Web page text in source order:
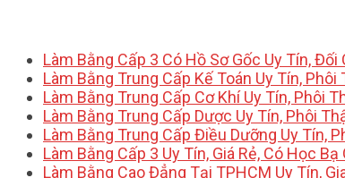
Làm Bằng Cấp 3 Có Hồ Sơ Gốc Uy Tín,
Làm Bằng Trung Cấp Kế Toán Uy Tín, Phôi
Làm Bằng Trung Cấp Cơ Khí Uy Tín, Phôi
Làm Bằng Trung Cấp Dược Uy Tín, Phôi
Làm Bằng Trung Cấp Điều Dưỡng Uy Tín,
Làm Bằng Cấp 3 Uy Tín, Giá Rẻ, Có Học Bạ
Làm Bằng Cao Đẳng Tại TPHCM Uy Tín,